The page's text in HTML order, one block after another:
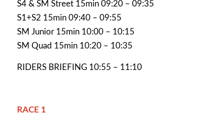
S4 & SM Street 15min 09:20 – 09:35
S1+S2 15min 09:40 – 09:55
SM Junior 15min 10:00 – 10:15
SM Quad 15min 10:20 – 10:35
RIDERS BRIEFING 10:55 – 11:10
RACE 1